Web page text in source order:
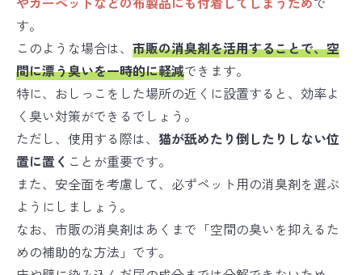
す。
このような場合は、 市販の消臭剤を活用することで、空
間に漂う臭いを一時的に軽減できます。
特に、おしっこをした場所の近くに設置すると、効率よ
く臭い対策ができるでしょう。
ただし、使用する際は、 猫が舐めたり倒したりしない位
置に置く ことが重要です。
また、安全面を考慮して、必ずペット用の消臭剤を選ぶ
ようにしましょう。
なお、市販の消臭剤はあくまで「空間の臭いを抑えるた
めの補助的な方法」です。